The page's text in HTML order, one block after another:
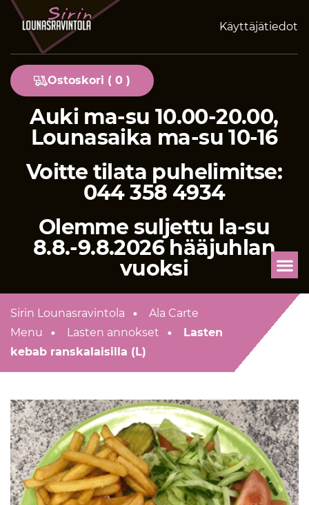
Käyttäjätiedot
Ostoskori ( 0 )
Auki ma-su 10.00-20.00,
Lounasaika ma-su 10-16
Voitte tilata puhelimitse:
044 358 4934
Olemme suljettu la-su
8.8.-9.8.2026 hääjuhlan
vuoksi
Sirin Lounasravintola
Ala Carte
Menu
Lasten annokset
Lasten
kebab ranskalaisilla (L)